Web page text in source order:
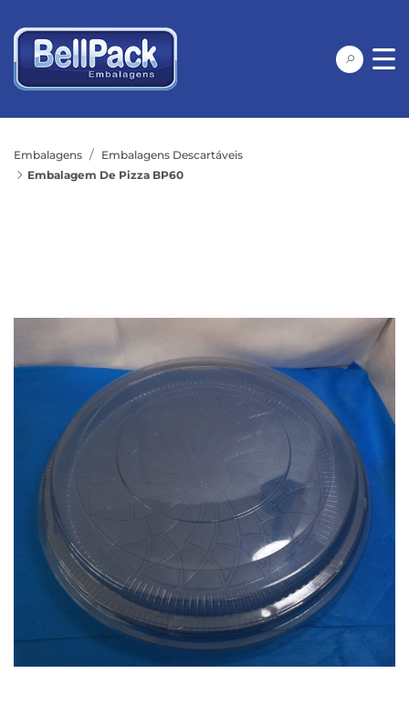
Embalagens
Embalagens Descartáveis
Embalagem De Pizza BP60